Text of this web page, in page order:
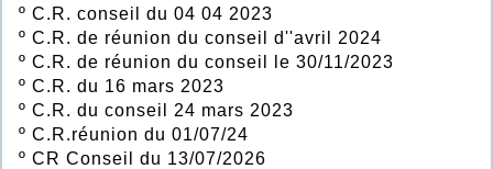
º C.R. conseil du 04 04 2023
º C.R. de réunion du conseil d''avril 2024
º C.R. de réunion du conseil le 30/11/2023
º C.R. du 16 mars 2023
º C.R. du conseil 24 mars 2023
º C.R.réunion du 01/07/24
º CR Conseil du 13/07/2026